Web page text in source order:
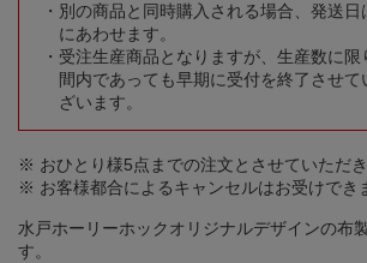
別の商品と同時購入される場合、発送
にあわせます。
受注生産商品となりますが、生産数に限
間内であっても早期に受付を終了させ
ざいます。
※ おひとり様5点までの注文とさせていただき
※ お客様都合によるキャンセルはお受けでき
水戸ホーリーホックオリジナルデザインの布
す。